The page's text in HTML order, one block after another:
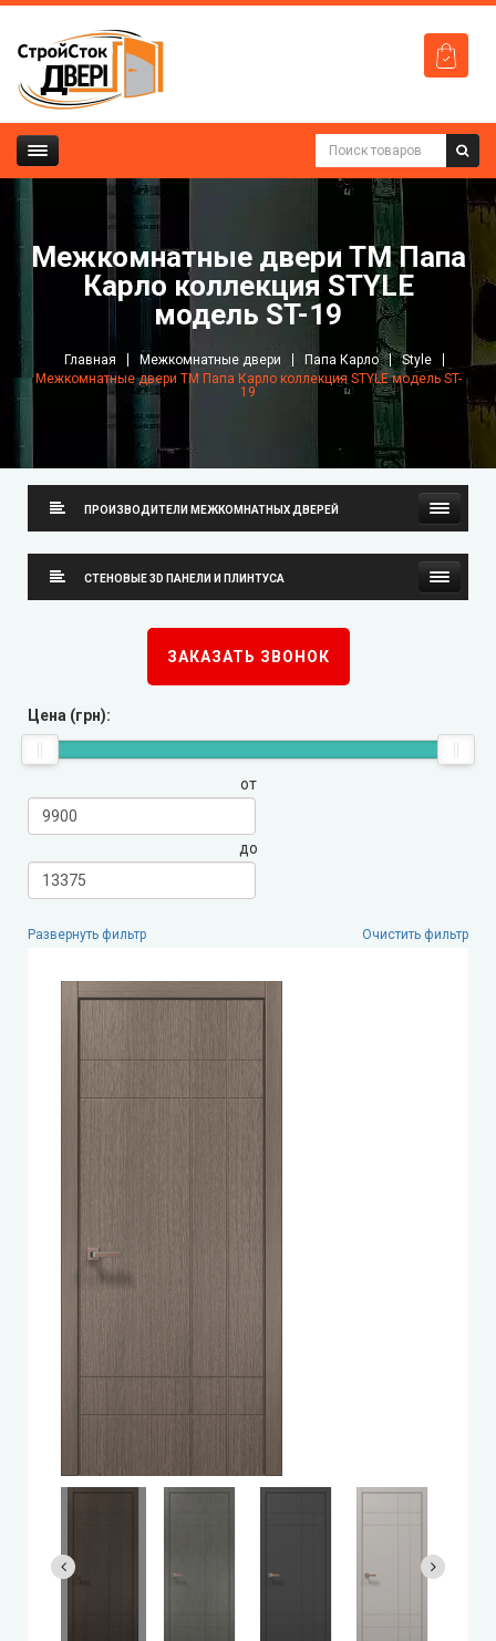
Межкомнатные двери ТМ Папа
Карло коллекция STYLE
модель ST-19
Главная Межкомнатные двери Папа Карло
Style
Межкомнатные двери ТМ Папа Карло коллекция STYLE модель ST-
19
ПРОИЗВОДИТЕЛИ МЕЖКОМНАТНЫХ ДВЕРЕЙ
Neman (Неман)
KORFAD (Корфад)
Korfad Express (Корфад Экспресс)
Terminus (Терминус)
LEADOR (Леадор)
Leador Express (Леадор Экспресс)
Экодверка (из массива сосны)
Стильные Двери
StilDoors (СтилДорс)
СТЕНОВЫЕ 3D ПАНЕЛИ И ПЛИНТУСА
Стеновые 3D панели
ЗАКАЗАТЬ ЗВОНОК
Цена (грн):
от
до
Развернуть фильтр Очистить фильтр